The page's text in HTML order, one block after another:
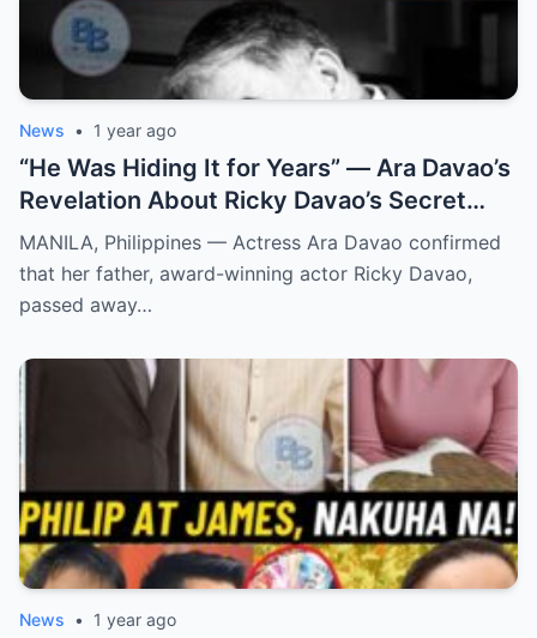
News • 1 year ago
“He Was Hiding It for Years” — Ara Davao’s
Revelation About Ricky Davao’s Secret
Illness Before Death Leaves Everyone
Speechless
MANILA, Philippines — Actress Ara Davao confirmed
that her father, award-winning actor Ricky Davao,
passed away…
News • 1 year ago